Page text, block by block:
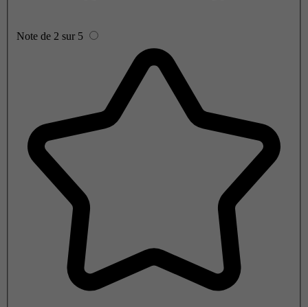
Note de 2 sur 5